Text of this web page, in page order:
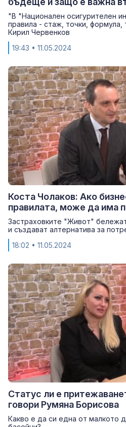
"В "Национален осигурителен
правила - стаж, точки, формула,
Кирил Червенков
19:43 • 11.05.2024
Коста Чолаков: Ако
правилата, може да има
Застраховките "Живот"
и създават алтернатива за
18:02 • 11.05.2024
Статус ли е
говори Румяна Борисова
Какво е да си една от малкото